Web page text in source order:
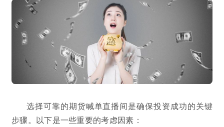
选择可靠的期货喊单直播间是确保投资成功的关键
步骤。以下是一些重要的考虑因素：